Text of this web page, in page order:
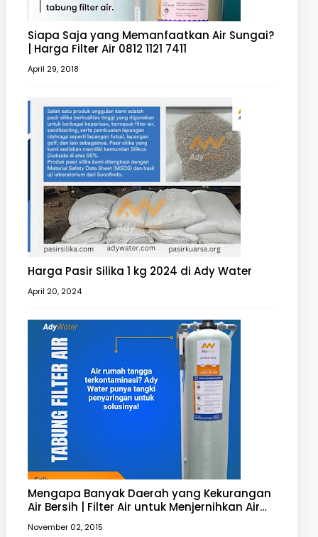
Siapa Saja yang Memanfaatkan Air Sungai?
| Harga Filter Air 0812 1121 7411
April 29, 2018
Harga Pasir Silika 1 kg 2024 di Ady Water
April 20, 2024
Mengapa Banyak Daerah yang Kekurangan
Air Bersih | Filter Air untuk Menjernihkan Air
November 02, 2015